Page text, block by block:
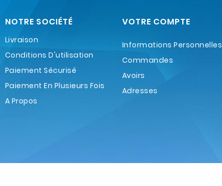
NOTRE SOCIÉTÉ
Livraison
Conditions D'utilisation
Paiement Sécurisé
Paiement En Plusieurs Fois
A Propos
VOTRE COMPTE
Informations Personnelles
Commandes
Avoirs
Adresses